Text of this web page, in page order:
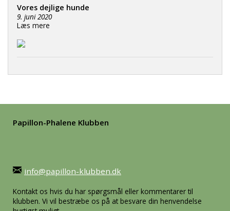
Vores dejlige hunde
9. juni 2020
Læs mere
Papillon-Phalene Klubben
info@papillon-klubben.dk
Kontakt os hvis du har spørgsmål eller kommentarer til
klubben. Vi vil bestræbe os på at besvare din henvendelse